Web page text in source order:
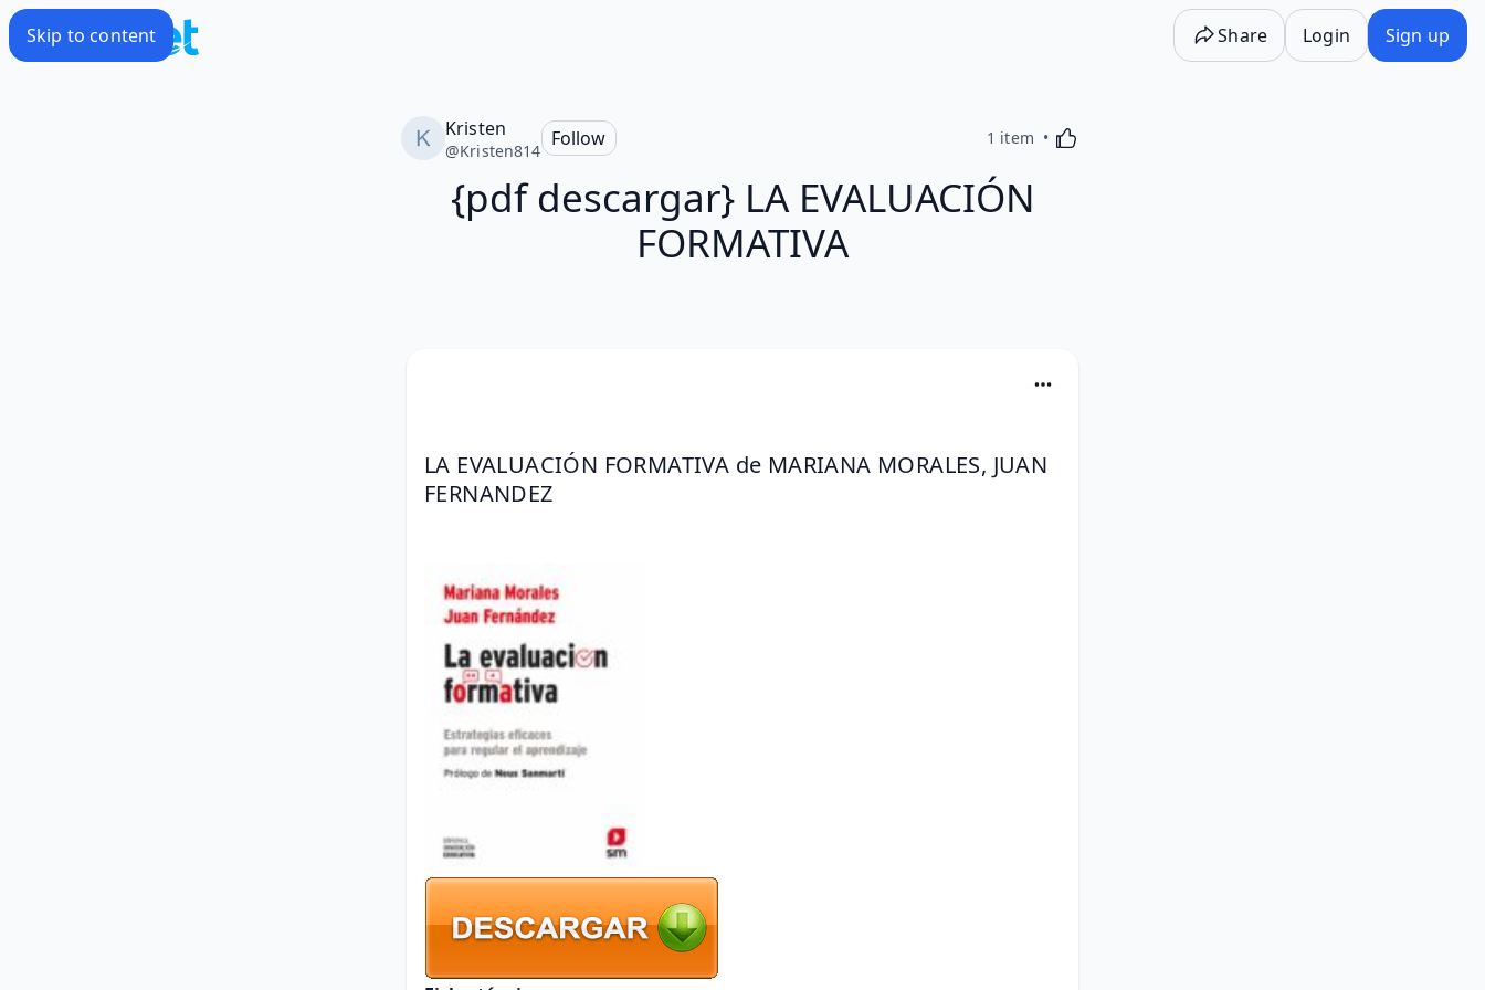
Skip to content Share Login Sign up
Kristen
@Kristen814
Follow 1 item Activating this element will cause content on the
{pdf descargar} LA EVALUACIÓN
FORMATIVA
LA EVALUACIÓN FORMATIVA de MARIANA MORALES, JUAN
FERNANDEZ